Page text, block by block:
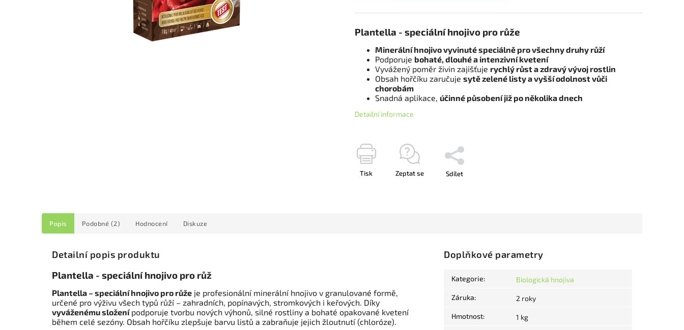
Plantella - speciální hnojivo pro růže
Minerální hnojivo vyvinuté speciálně pro všechny druhy růží
Podporuje bohaté, dlouhé a intenzivní kvetení
Vyvážený poměr živin zajišťuje rychlý růst a zdravý vývoj rostlin
Obsah hořčíku zaručuje sytě zelené listy a vyšší odolnost vůči
chorobám
Snadná aplikace, účinné působení již po několika dnech
Detailní informace
Tisk Zeptat se Sdílet
Popis Podobné (2) Hodnocení Diskuze
Detailní popis produktu
Plantella - speciální hnojivo pro růž
Plantella – speciální hnojivo pro růže je profesionální minerální hnojivo v granulované formě,
určené pro výživu všech typů růží – zahradních, popínavých, stromkových i keřových. Díky
vyváženému složenípodporuje tvorbu nových výhonů, silné rostliny a bohaté opakované kvetení
během celé sezóny. Obsah hořčíku zlepšuje barvu listů a zabraňuje jejich žloutnutí (chloróze).
Doplňkové parametry
Kategorie: Biologická hnojiva
Záruka: 2 roky
Hmotnost: 1 kg